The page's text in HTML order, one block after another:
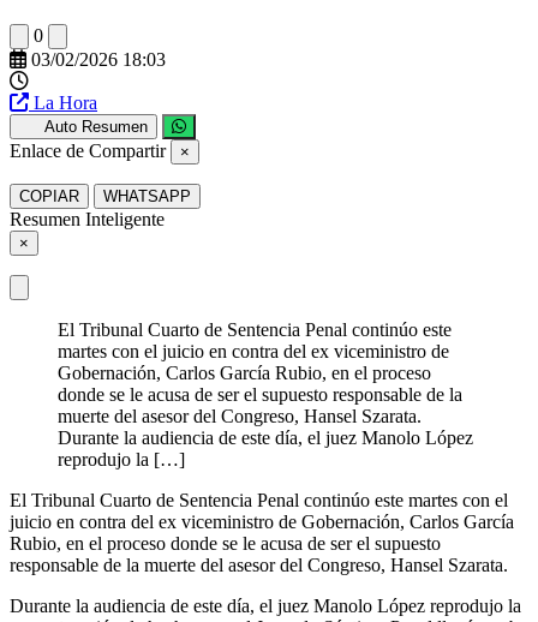
0
03/02/2026 18:03
La Hora
Auto Resumen
Enlace de Compartir ×
COPIAR WHATSAPP
Resumen Inteligente
×
El Tribunal Cuarto de Sentencia Penal continúo este
martes con el juicio en contra del ex viceministro de
Gobernación, Carlos García Rubio, en el proceso
donde se le acusa de ser el supuesto responsable de la
muerte del asesor del Congreso, Hansel Szarata.
Durante la audiencia de este día, el juez Manolo López
reprodujo la […]
El Tribunal Cuarto de Sentencia Penal continúo este martes con el
juicio en contra del ex viceministro de Gobernación, Carlos García
Rubio, en el proceso donde se le acusa de ser el supuesto
responsable de la muerte del asesor del Congreso, Hansel Szarata.
Durante la audiencia de este día, el juez Manolo López reprodujo la